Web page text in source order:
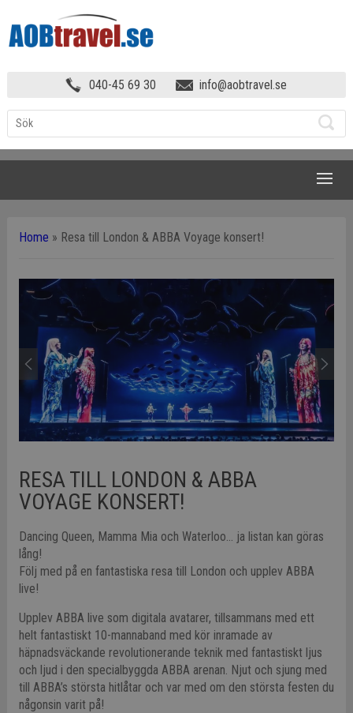
040-45 69 30 info@aobtravel.se
Home » Resa till London & ABBA Voyage konsert!
RESA TILL LONDON & ABBA
VOYAGE KONSERT!
Dancing Queen, Mamma Mia och Waterloo… ja listan kan göras
lång!
Följ med på en fantastiska resa till London och upplev ABBA
live!
Upplev ABBA live som digitala avatarer, tillsammans med ett
helt fantastiskt 10-mannaband med kör inramade av
häpnadsväckande revolutionerande teknik med fantastiskt ljus
och ljud i den specialbyggda ABBA arenan. Njut och sjung med
till ABBA’s största hitlåtar och var med om den största festen du
någonsin varit på!